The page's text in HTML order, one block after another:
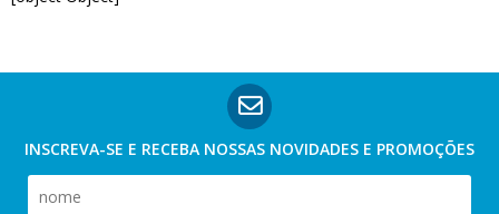
INSCREVA-SE E RECEBA NOSSAS NOVIDADES E PROMOÇÕES